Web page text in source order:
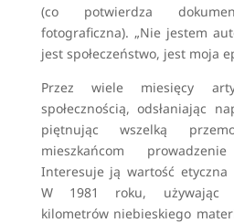
(co potwierdza
fotograficzna). „Nie jestem
jest społeczeństwo, jest moja
Przez wiele miesięcy
społecznością, odsłaniając
piętnując wszelką
mieszkańcom
Interesuje ją wartość etyczna
W 1981 roku, używając
kilometrów niebieskiego